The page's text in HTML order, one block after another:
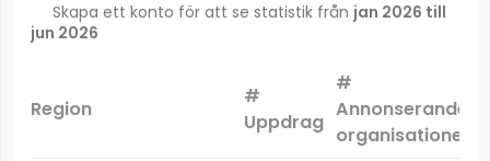
Skapa ett konto för att se statistik från jan 2026 till
jun 2026
Region
#
Uppdrag
#
Annonserande
organisationer